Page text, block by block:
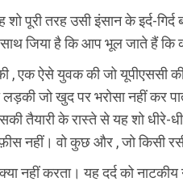
शो पूरी तरह उसी इंसान के इर्द-
साथ जिया है कि आप भूल जाते हैं कि
, एक ऐसे युवक की जो यूपीएससी की
जो खुद पर भरोसा नहीं कर
तैयारी के रास्ते से यह शो धीरे-
नहीं। वो कुछ और , जो किसी
नहीं करता। यह दर्द को नाटकीय